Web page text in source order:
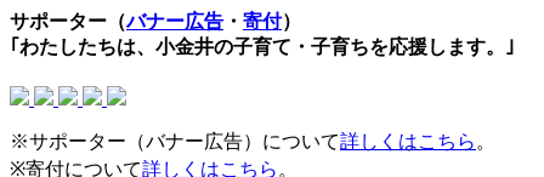
サポーター（バナー広告 ・ 寄付）
｢わたしたちは、小金井の子育て・子育ちを応援します。｣
※サポーター（バナー広告）について詳しくはこちら 。
※寄付について詳しくはこちら 。